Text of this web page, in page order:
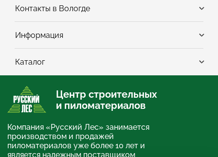
Контакты в Вологде
Информация
Каталог
Центр строительных
и пиломатериалов
Компания «Русский Лес» занимается
производством и продажей
пиломатериалов уже более 10 лет и
является надежным поставщиком